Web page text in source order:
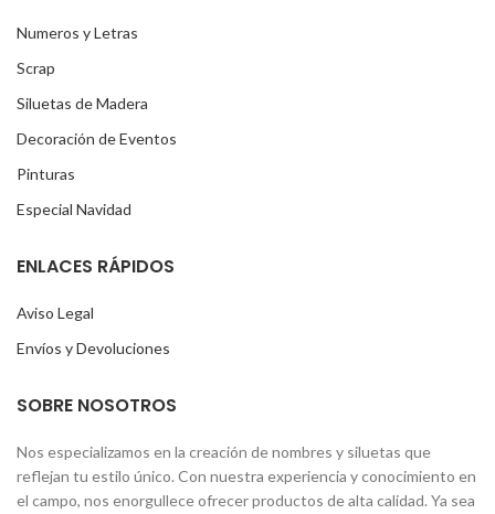
Numeros y Letras
Scrap
Siluetas de Madera
Decoración de Eventos
Pinturas
Especial Navidad
ENLACES RÁPIDOS
Aviso Legal
Envíos y Devoluciones
SOBRE NOSOTROS
Nos especializamos en la creación de nombres y siluetas que
reflejan tu estilo único. Con nuestra experiencia y conocimiento en
el campo, nos enorgullece ofrecer productos de alta calidad. Ya sea